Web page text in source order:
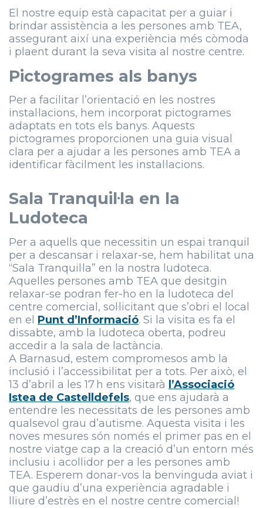
El nostre equip està capacitat per a guiar i
brindar assistència a les persones amb TEA,
assegurant així una experiència més còmoda
i plaent durant la seva visita al nostre centre.
Pictogrames als banys
Per a facilitar l’orientació en les nostres
instal·lacions, hem incorporat pictogrames
adaptats en tots els banys. Aquests
pictogrames proporcionen una guia visual
clara per a ajudar a les persones amb TEA a
identificar fàcilment les instal·lacions.
Sala Tranquil·la en la
Ludoteca
Per a aquells que necessitin un espai tranquil
per a descansar i relaxar-se, hem habilitat una
“Sala Tranquil·la” en la nostra ludoteca.
Aquelles persones amb TEA que desitgin
relaxar-se podran fer-ho en la ludoteca del
centre comercial, sol·licitant que s’obri el local
en el Punt d’Informació. Si la visita es fa el
dissabte, amb la ludoteca oberta, podreu
accedir a la sala de lactància.
A Barnasud, estem compromesos amb la
inclusió i l’accessibilitat per a tots. Per això, el
13 d’abril a les 17 h ens visitarà l’Associació
Istea de Castelldefels, que ens ajudarà a
entendre les necessitats de les persones amb
qualsevol grau d’autisme. Aquesta visita i les
noves mesures són només el primer pas en el
nostre viatge cap a la creació d’un entorn més
inclusiu i acollidor per a les persones amb
TEA. Esperem donar-vos la benvinguda aviat i
que gaudiu d’una experiència agradable i
lliure d’estrès en el nostre centre comercial!